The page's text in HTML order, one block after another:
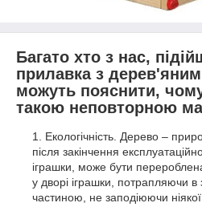
Багато хто з нас,
прилавка з
можуть пояснити,
такою неповторною
Екологічність. Дерево –
після закінчення
іграшки, може бути
у дворі іграшки, потрапляючи в
частиною, не заподіюючи ніякої